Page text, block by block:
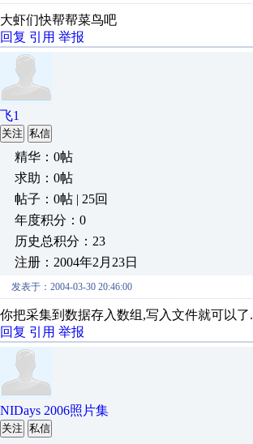
大虾们快帮帮菜鸟吧
回复 引用 举报
飞1
关注 私信
精华：0帖
求助：0帖
帖子：0帖 | 25回
年度积分：0
历史总积分：23
注册：2004年2月23日
发表于：2004-03-30 20:46:00
你把采集到数据存入数组,写入文件就可以了.
回复 引用 举报
NIDays 2006照片集
关注 私信